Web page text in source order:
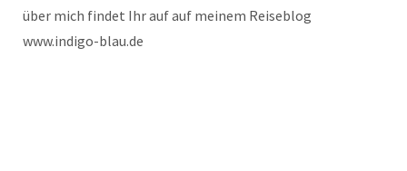
über mich findet Ihr auf auf meinem Reiseblog
www.indigo-blau.de